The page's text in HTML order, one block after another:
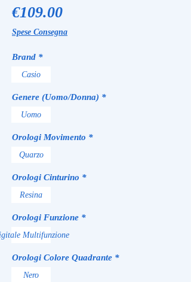
€109.00Price
Spese Consegna
Brand *
Casio
Genere (Uomo/Donna) *
Uomo
Orologi Movimento *
Quarzo
Orologi Cinturino *
Resina
Orologi Funzione *
Multifunzione
Orologi Colore Quadrante *
Nero